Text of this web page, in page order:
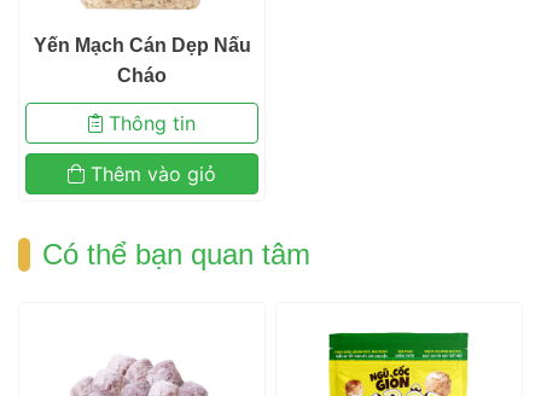
Yến Mạch Cán Dẹp Nấu
Cháo
Thông tin
Thêm vào giỏ
Có thể bạn quan tâm